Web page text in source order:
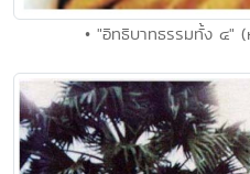
• "อิทธิบาทธรรมทั้ง ๔"